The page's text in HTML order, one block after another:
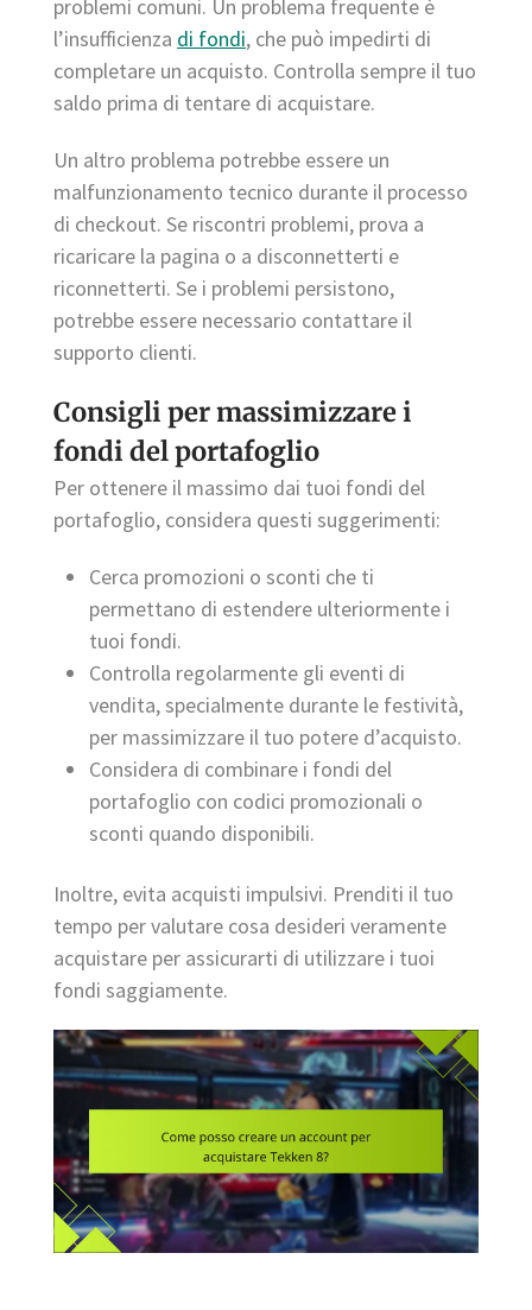
problemi comuni. Un problema frequente è
l’insufficienza di fondi, che può impedirti di
completare un acquisto. Controlla sempre il tuo
saldo prima di tentare di acquistare.
Un altro problema potrebbe essere un
malfunzionamento tecnico durante il processo
di checkout. Se riscontri problemi, prova a
ricaricare la pagina o a disconnetterti e
riconnetterti. Se i problemi persistono,
potrebbe essere necessario contattare il
supporto clienti.
Consigli per massimizzare i
fondi del portafoglio
Per ottenere il massimo dai tuoi fondi del
portafoglio, considera questi suggerimenti:
Cerca promozioni o sconti che ti
permettano di estendere ulteriormente i
tuoi fondi.
Controlla regolarmente gli eventi di
vendita, specialmente durante le festività,
per massimizzare il tuo potere d’acquisto.
Considera di combinare i fondi del
portafoglio con codici promozionali o
sconti quando disponibili.
Inoltre, evita acquisti impulsivi. Prenditi il tuo
tempo per valutare cosa desideri veramente
acquistare per assicurarti di utilizzare i tuoi
fondi saggiamente.